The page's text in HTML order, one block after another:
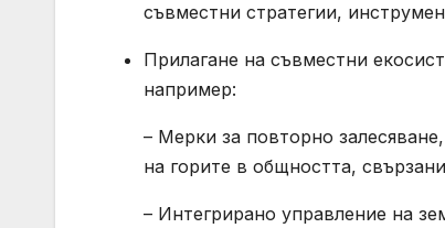
съвместни стратегии,
Прилагане на съвместни
например:
– Мерки за повторно
на горите в общността,
– Интегрирано управление на